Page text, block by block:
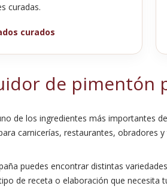
curadas.
curados
de pimentón
de los ingredientes más importantes
carnicerías, restaurantes, obradores y
puedes encontrar distintas
de receta o elaboración que necesita